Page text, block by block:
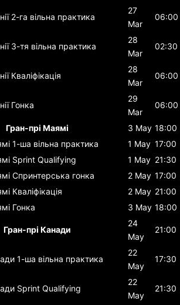
2-га вільна практика
27
Mar
06:00
3-тя вільна практика
28
Mar
02:30
Кваліфікація
28
Mar
06:00
Гонка
29
Mar
06:00
Гран-прі Маямі 3 May 18:00
1-ша вільна практика 1 May 17:00
Sprint Qualifying 1 May 21:30
Спринтерська гонка 2 May 17:00
Кваліфікація 2 May 21:00
Гонка 3 May 18:00
Гран-прі Канади
24
May
21:00
1-ша вільна практика
22
May
17:30
Sprint Qualifying
22
May
21:30